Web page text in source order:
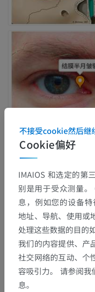
解剖层次
人体解剖学2
人体
整合系统>
辅助视觉结构> 结膜
Plica semilunaris
底层结构： 这个解剖
Cookie偏好
不接受cookie然后继
IMAIOS 和选定的第
别是用于受众测量
息，例如您的设备
地址、导航、使用或
处理这些数据的目的
我们的内容提供、产
社交网络的互动、个
容吸引力。 请参阅我
息。